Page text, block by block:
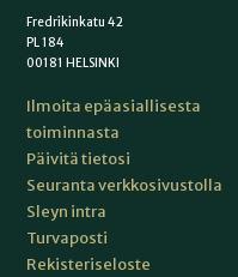
Fredrikinkatu 42
PL 184
00181 HELSINKI
Ilmoita epäasiallisesta
toiminnasta
Päivitä tietosi
Seuranta verkkosivustolla
Sleyn intra
Turvaposti
Rekisteriseloste